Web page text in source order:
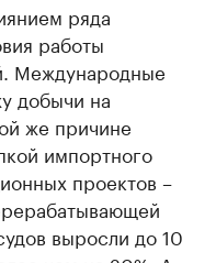
ряда
работы
Международные
добычи на
же причине
импортного
проектов –
выросли до 10